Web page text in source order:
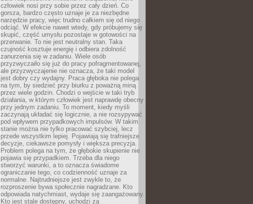
człowiek nosi przy sobie przez cały dzień. Co
gorsza, bardzo często uznaje je za niezbędne
narzędzie pracy, więc trudno całkiem się od niego
odciąć. W efekcie nawet wtedy, gdy próbujemy się
skupić, część umysłu pozostaje w gotowości na
przerwanie. To nie jest neutralny stan. Taka
czujność kosztuje energię i odbiera zdolność
zanurzenia się w zadaniu. Wiele osób
przyzwyczaiło się już do pracy pofragmentowanej,
ale przyzwyczajenie nie oznacza, że taki model
jest dobry czy wydajny. Praca głęboka nie polega
na tym, by siedzieć przy biurku z poważną miną
przez wiele godzin. Chodzi o wejście w taki tryb
działania, w którym człowiek jest naprawdę obecny
przy jednym zadaniu. To moment, kiedy myśli
zaczynają układać się logicznie, a nie rozsypywać
pod wpływem przypadkowych impulsów. W takim
stanie można nie tylko pracować szybciej, lecz
przede wszystkim lepiej. Pojawiają się trafniejsze
decyzje, ciekawsze pomysły i większa precyzja.
Problem polega na tym, że głębokie skupienie nie
pojawia się przypadkiem. Trzeba dla niego
stworzyć warunki, a to oznacza świadome
ograniczanie tego, co codzienność uznaje za
normalne. Najtrudniejsze jest zwykle to, że
rozproszenie bywa społecznie nagradzane. Kto
odpowiada natychmiast, wydaje się zaangażowany.
Kto jest stale dostępny, uchodzi za